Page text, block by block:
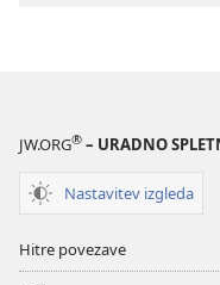
JW.ORG® – URADNO
Nastavitev izgleda
Hitre povezave